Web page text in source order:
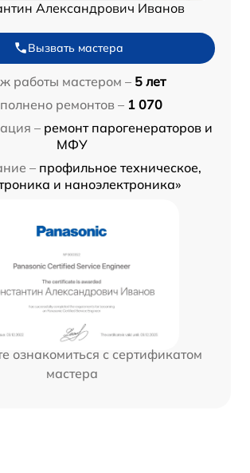
Александрович Иванов
Вызвать мастера
работы мастером – 5 лет
ремонтов – 1 070
– ремонт парогенераторов и
МФУ
– профильное техническое,
и наноэлектроника»
ознакомиться с сертификатом
мастера